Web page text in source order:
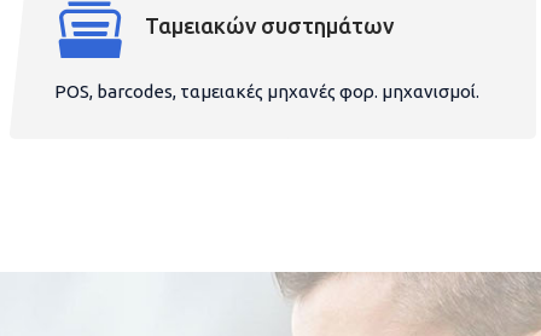
Ταμειακών συστημάτων
POS, barcodes, ταμειακές μηχανές φορ. μηχανισμοί.